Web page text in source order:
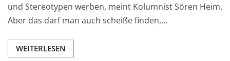
und Stereotypen werben, meint Kolumnist Sören Heim.
Aber das darf man auch scheiße finden,…
WEITERLESEN